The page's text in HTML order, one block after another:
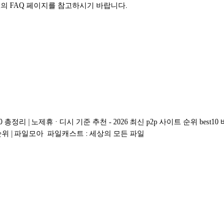
FAQ 페이지를 참고하시기 바랍니다.
총정리 | 노제휴 · 디시 기준 추천 - 2026 최신 p2p 사이트 순위 best10
| 파일모아 파일캐스트 : 세상의 모든 파일